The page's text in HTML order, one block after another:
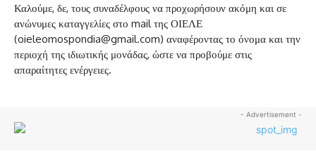
Καλούμε, δε, τους συναδέλφους να προχωρήσουν ακόμη και σε
ανώνυμες καταγγελίες στο mail της ΟΙΕΛΕ
(oieleomospondia@gmail.com) αναφέροντας το όνομα και την
περιοχή της ιδιωτικής μονάδας, ώστε να προβούμε στις
απαραίτητες ενέργειες.
- Advertisement -